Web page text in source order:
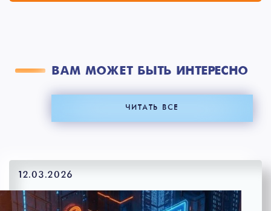
ВАМ МОЖЕТ БЫТЬ ИНТЕРЕСНО
ЧИТАТЬ ВСЕ
12.03.2026